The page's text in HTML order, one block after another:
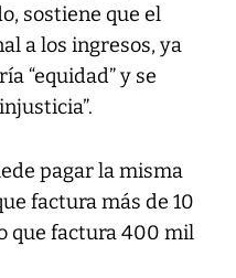
sostiene que el
a los ingresos, ya
“equidad” y se
pagar la misma
factura más de 10
que factura 400 mil